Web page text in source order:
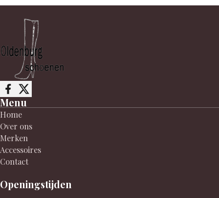
Follow me on Facebook
Follow me on X
Menu
Home
Over ons
Merken
Accessoires
Contact
Openingstijden